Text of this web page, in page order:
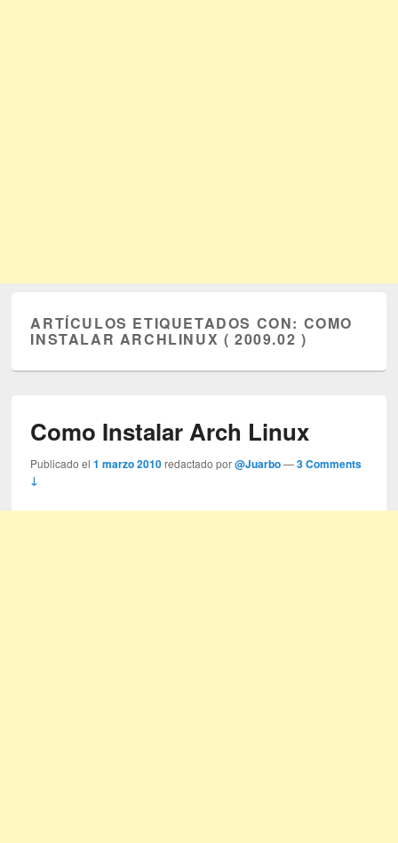
ARTÍCULOS ETIQUETADOS CON: COMO
INSTALAR ARCHLINUX ( 2009.02 )
Como Instalar Arch Linux
Publicado el1 marzo 2010 redactado por@Juarbo —3 Comments
↓